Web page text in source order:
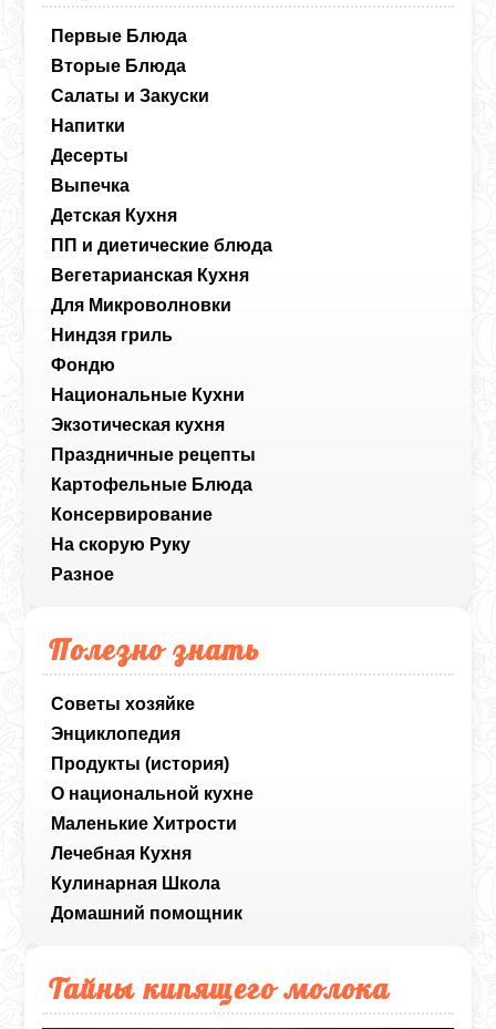
Первые Блюда
Вторые Блюда
Салаты и Закуски
Напитки
Десерты
Выпечка
Детская Кухня
ПП и диетические блюда
Вегетарианская Кухня
Для Микроволновки
Ниндзя гриль
Фондю
Национальные Кухни
Экзотическая кухня
Праздничные рецепты
Картофельные Блюда
Консервирование
На скорую Руку
Разное
Полезно знать
Советы хозяйке
Энциклопедия
Продукты (история)
О национальной кухне
Маленькие Хитрости
Лечебная Кухня
Кулинарная Школа
Домашний помощник
Тайны кипящего молока